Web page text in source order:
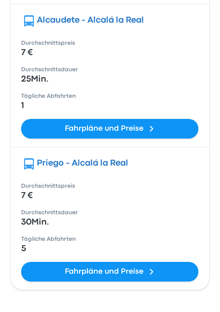
Alcaudete - Alcalá la Real
Durchschnittspreis
7 €
Durchschnittsdauer
25Min.
Tägliche Abfahrten
1
Fahrpläne und Preise
Priego - Alcalá la Real
Durchschnittspreis
7 €
Durchschnittsdauer
30Min.
Tägliche Abfahrten
5
Fahrpläne und Preise